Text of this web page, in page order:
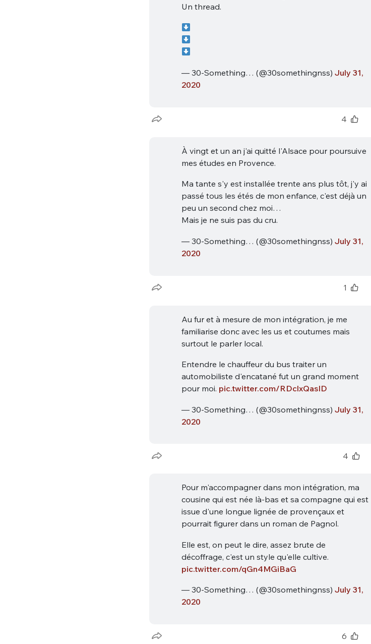
Un thread.
— 30-Something… (@30somethingnss) July 31,
2020
4
À vingt et un an j'ai quitté l'Alsace pour poursuive
mes études en Provence.
Ma tante s'y est installée trente ans plus tôt, j'y ai
passé tous les étés de mon enfance, c'est déjà un
peu un second chez moi…
Mais je ne suis pas du cru.
— 30-Something… (@30somethingnss) July 31,
2020
1
Au fur et à mesure de mon intégration, je me
familiarise donc avec les us et coutumes mais
surtout le parler local.
Entendre le chauffeur du bus traiter un
automobiliste d'encatané fut un grand moment
pour moi. pic.twitter.com/RDclxQasID
— 30-Something… (@30somethingnss) July 31,
2020
4
Pour m'accompagner dans mon intégration, ma
cousine qui est née là-bas et sa compagne qui est
issue d'une longue lignée de provençaux et
pourrait figurer dans un roman de Pagnol.
Elle est, on peut le dire, assez brute de
décoffrage, c'est un style qu'elle cultive.
pic.twitter.com/qGn4MGiBaG
— 30-Something… (@30somethingnss) July 31,
2020
6
Bienvenue !
VOTRE PARTICIPATION
Que souhaitez-vous proposer ?
Quelques
tweets
C'EST PARTI
Ma propre
ME CONNECTER